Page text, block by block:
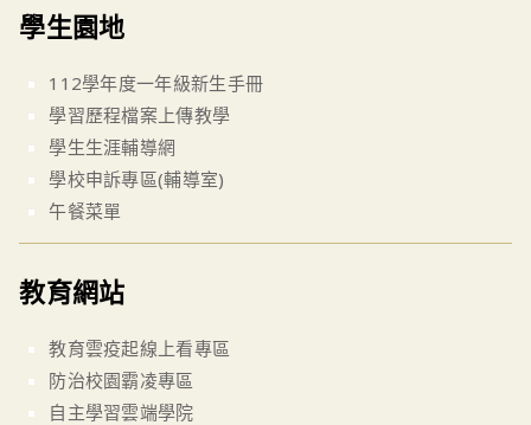
學生園地
112學年度一年級新生手冊
學習歷程檔案上傳教學
學生生涯輔導網
學校申訴專區(輔導室)
午餐菜單
教育網站
教育雲疫起線上看專區
防治校園霸凌專區
自主學習雲端學院